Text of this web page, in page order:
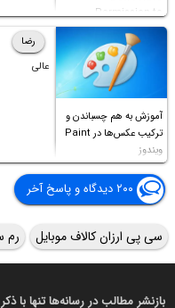
Permission to
Access this folder
آموزش به هم چسباندن و
ترکیب عکس‌ها در Paint
ویندوز
رضا
عالی
۲۰۰ دیدگاه و پاسخ آخر
سی پی ارزان کالاف موبایل رم
بازنشر مطالب در رسانه‌ها تنها با